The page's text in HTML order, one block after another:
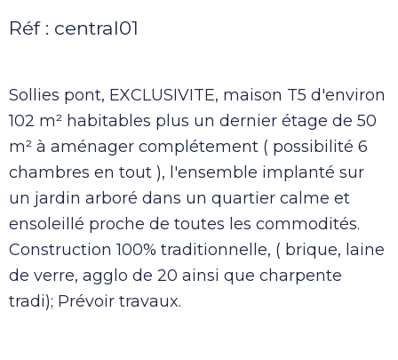
Réf : central01
Sollies pont, EXCLUSIVITE, maison T5 d'environ
102 m² habitables plus un dernier étage de 50
m² à aménager complétement ( possibilité 6
chambres en tout ), l'ensemble implanté sur
un jardin arboré dans un quartier calme et
ensoleillé proche de toutes les commodités.
Construction 100% traditionnelle, ( brique, laine
de verre, agglo de 20 ainsi que charpente
tradi); Prévoir travaux.